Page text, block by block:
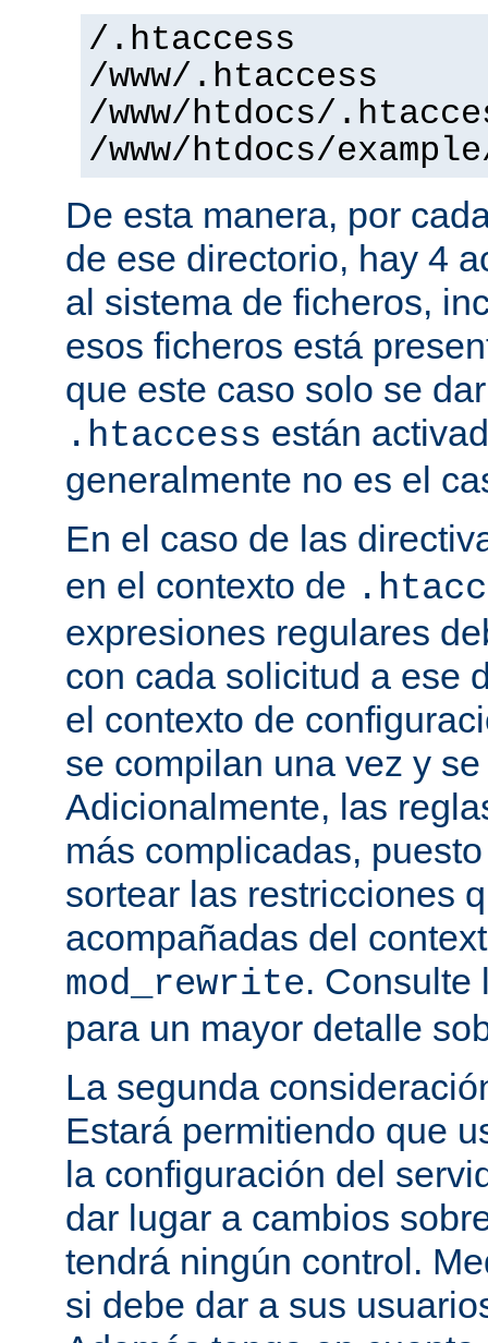
/.htaccess
/www/.htaccess
/www/htdocs/
/www/htdocs/
De esta manera, por
de ese directorio, hay 4
al sistema de ficheros,
esos ficheros está
que este caso solo se
.htaccess están
generalmente no es el
En el caso de las
en el contexto de
expresiones regulares
con cada solicitud a ese
el contexto de
se compilan una vez y
Adicionalmente, las
más complicadas,
sortear las restricciones
acompañadas del
mod_rewrite.
para un mayor detalle
La segunda
Estará permitiendo que
la configuración del
dar lugar a cambios
tendrá ningún control.
si debe dar a sus